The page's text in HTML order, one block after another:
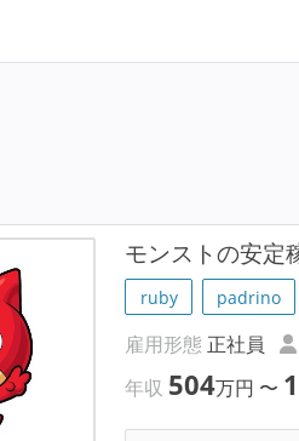
モンストの安定
ruby padrino
雇用形態 正社員
年収 504万円 〜